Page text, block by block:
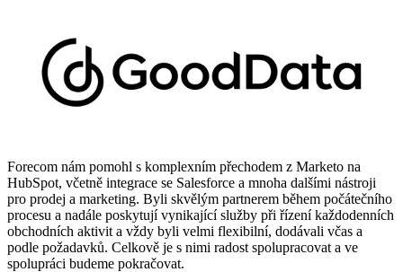
Forecom nám pomohl s komplexním přechodem z Marketo na
HubSpot, včetně integrace se Salesforce a mnoha dalšími nástroji
pro prodej a marketing. Byli skvělým partnerem během počátečního
procesu a nadále poskytují vynikající služby při řízení každodenních
obchodních aktivit a vždy byli velmi flexibilní, dodávali včas a
podle požadavků. Celkově je s nimi radost spolupracovat a ve
spolupráci budeme pokračovat.